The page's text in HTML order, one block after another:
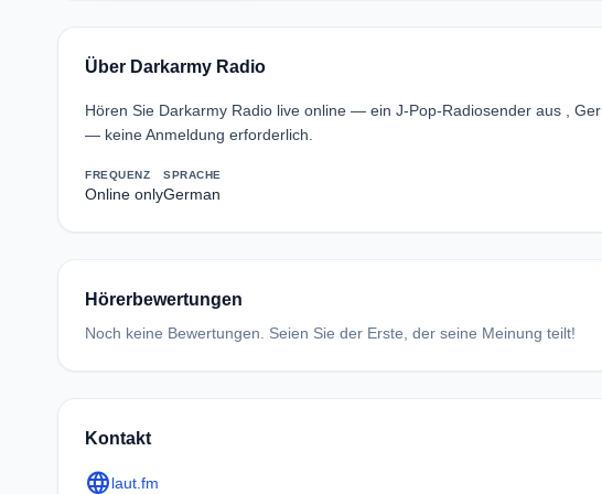
Über Darkarmy Radio
Hören Sie Darkarmy Radio live online — ein J-Pop-Radiosender aus ,
— keine Anmeldung erforderlich.
FREQUENZ
Online only
SPRACHE
German
Hörerbewertungen
Noch keine Bewertungen. Seien Sie der Erste, der seine Meinung teilt!
Kontakt
languagelaut.fm